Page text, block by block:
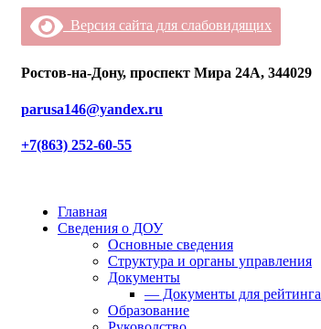
Версия сайта для слабовидящих
Ростов-на-Дону, проспект Мира 24А, 344029
parusa146@yandex.ru
+7(863) 252-60-55
Главная
Сведения о ДОУ
Основные сведения
Структура и органы управления
Документы
— Документы для рейтинга
Образование